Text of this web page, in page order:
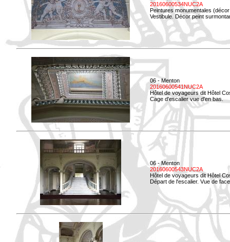
20160600534NUC2A
Peintures monumentales
Vestibule. Décor peint
06 - Menton
20160600541NUC2A
Hôtel de voyageurs dit Hôtel
Cage d'escalier vue d'en bas.
06 - Menton
20160600543NUC2A
Hôtel de voyageurs dit Hôtel
Départ de l'escalier. Vue de